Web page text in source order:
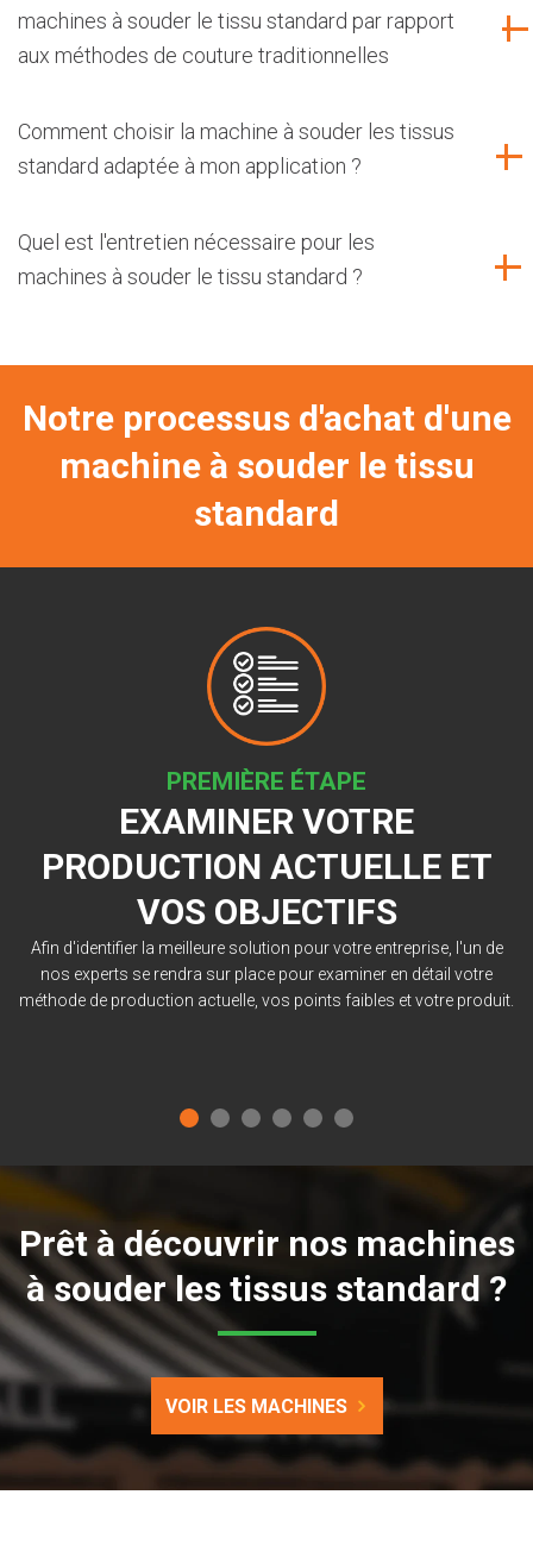
machines à souder le tissu standard par rapport
aux méthodes de couture traditionnelles
Comment choisir la machine à souder les tissus
standard adaptée à mon application ?
Quel est l'entretien nécessaire pour les
machines à souder le tissu standard ?
Notre processus d'achat d'une
machine à souder le tissu
standard
PREMIÈRE ÉTAPE
EXAMINER VOTRE
PRODUCTION ACTUELLE ET
VOS OBJECTIFS
Afin d'identifier la meilleure solution pour votre entreprise, l'un de
nos experts se rendra sur place pour examiner en détail votre
méthode de production actuelle, vos points faibles et votre produit.
Prêt à découvrir nos machines
à souder les tissus standard ?
VOIR LES MACHINES